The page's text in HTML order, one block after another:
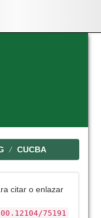
CUCBA
citar o enlazar
75191